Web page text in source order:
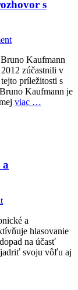
s
Kaufmann
zúčastnili v
príležitosti s
Kaufmann je
viac …
a
a
hlasovanie
na účasť
svoju vôľu aj